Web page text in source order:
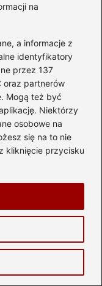
na
a informacje z
identyfikatory
przez 137
oraz partnerów
Mogą też być
Niektórzy
osobowe na
się na to nie
kliknięcie przycisku
– legenda